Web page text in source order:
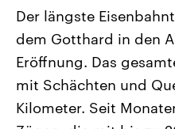
Landtagswahl Sachsen-Anhalt
2026
Alle Informationen
Sachsen-Anhalt wählt am 6.
September 2026 einen neuen
Landtag. Seit 2021 wird das
Der längste
dem Gotthard in den
Eröffnung. Das
mit Schächten und
Kilometer. Seit